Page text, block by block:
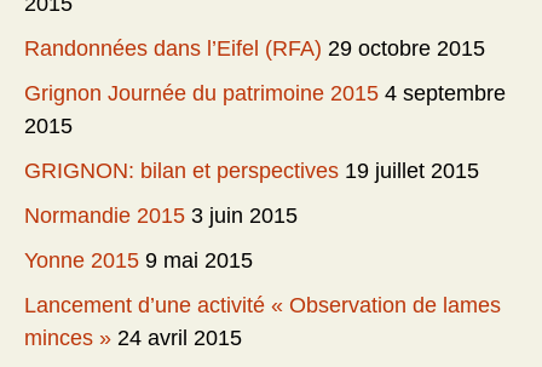
Randonnées dans l’Eifel (RFA) 29 octobre 2015
Grignon Journée du patrimoine 2015 4 septembre
2015
GRIGNON: bilan et perspectives 19 juillet 2015
Normandie 2015 3 juin 2015
Yonne 2015 9 mai 2015
Lancement d’une activité « Observation de lames
minces » 24 avril 2015